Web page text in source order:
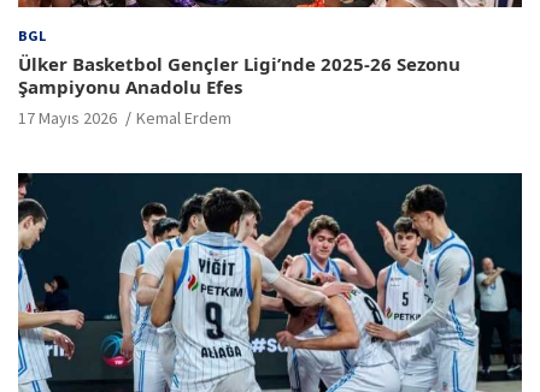
BGL
Ülker Basketbol Gençler Ligi’nde 2025-26 Sezonu
Şampiyonu Anadolu Efes
17 Mayıs 2026 Kemal Erdem